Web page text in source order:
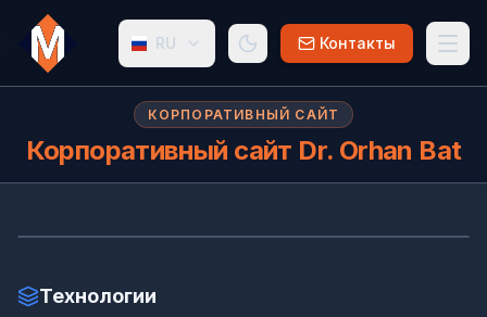
RU Контакты
КОРПОРАТИВНЫЙ САЙТ
Корпоративный сайт Dr. Orhan Bat
Ко
Технологии